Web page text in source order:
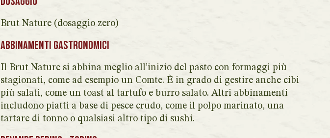
Brut Nature (dosaggio zero)
Abbinamenti gastronomici
Il Brut Nature si abbina meglio all’inizio del pasto con formaggi più
stagionati, come ad esempio un Comte. È in grado di gestire anche cibi
più salati, come un toast al tartufo e burro salato. Altri abbinamenti
includono piatti a base di pesce crudo, come il polpo marinato, una
tartare di tonno o qualsiasi altro tipo di sushi.